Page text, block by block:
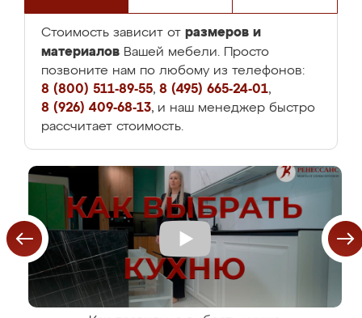
Стоимость зависит от размеров и
материалов Вашей мебели. Просто
позвоните нам по любому из телефонов:
8 (800) 511-89-55, 8 (495) 665-24-01,
8 (926) 409-68-13, и наш менеджер быстро
рассчитает стоимость.